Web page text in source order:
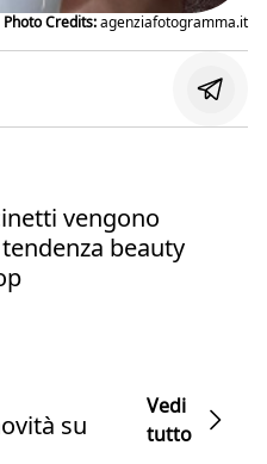
Photo Credits:agenziafotogramma.it
vengono
beauty
su
Vedi
tutto